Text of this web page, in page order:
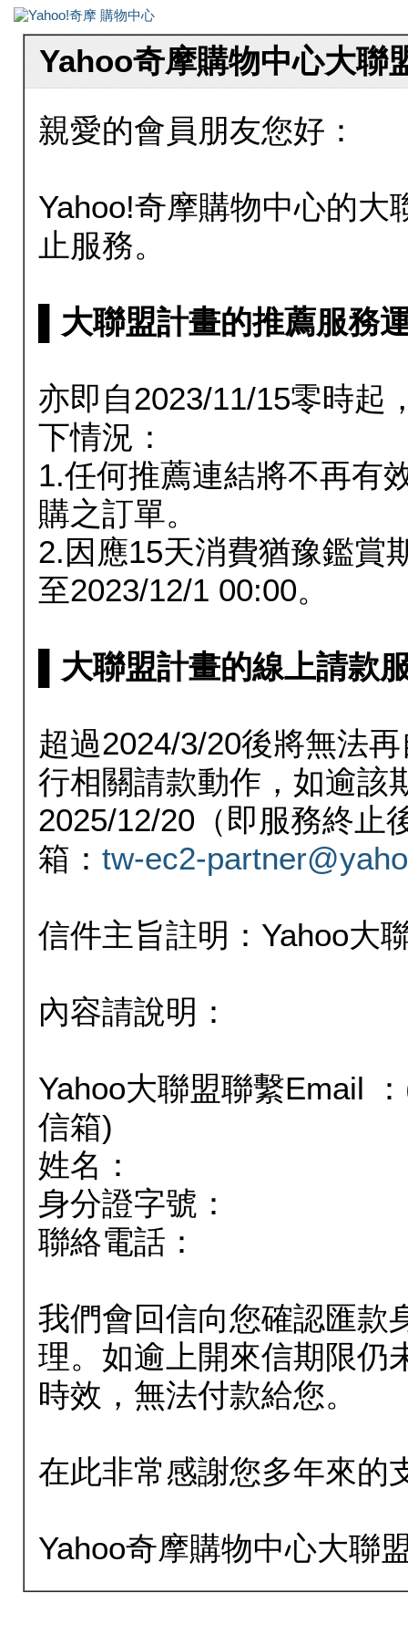
Yahoo奇摩購物中心大聯
親愛的會員朋友您好：
Yahoo!奇摩購物中心的大
止服務。
▌大聯盟計畫的推薦服務
亦即自2023/11/15零時起
下情況：
1.任何推薦連結將不再有
購之訂單。
2.因應15天消費猶豫鑑賞
至2023/12/1 00:00。
▌大聯盟計畫的線上請款
超過2024/3/20後將無法
行相關請款動作，如逾該
2025/12/20（即服務終止
箱： tw-ec2-
信件主旨註明：Yahoo大
內容請說明：
Yahoo大聯盟聯繫Email
信箱)
姓名：
身分證字號：
聯絡電話：
我們會回信向您確認匯款
理。如逾上開來信期限仍
時效，無法付款給您。
在此非常感謝您多年來的
Yahoo奇摩購物中心大